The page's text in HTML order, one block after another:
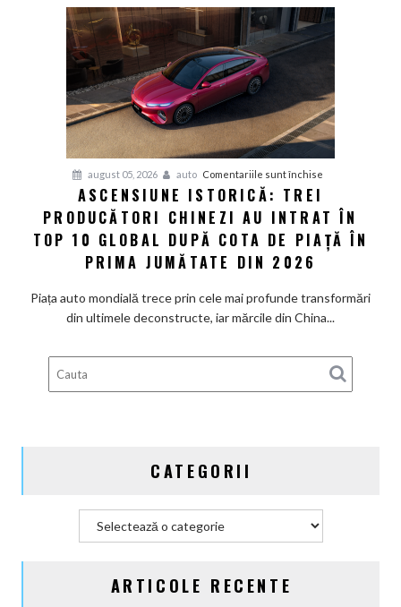
General
Motors
parteneriatul
din
China
cu
ani,
2047
august 05, 2026 auto Comentariile sunt închise
istorică:
Trei
producători
au
10
global
prima
ASCENSIUNE ISTORICĂ: TREI
PRODUCĂTORI CHINEZI AU INTRAT ÎN
TOP 10 GLOBAL DUPĂ COTA DE PIAȚĂ ÎN
PRIMA JUMĂTATE DIN 2026
Piața auto mondială trece prin cele mai profunde transformări
din ultimele deconstructe, iar mărcile din China...
CATEGORII
ARTICOLE RECENTE